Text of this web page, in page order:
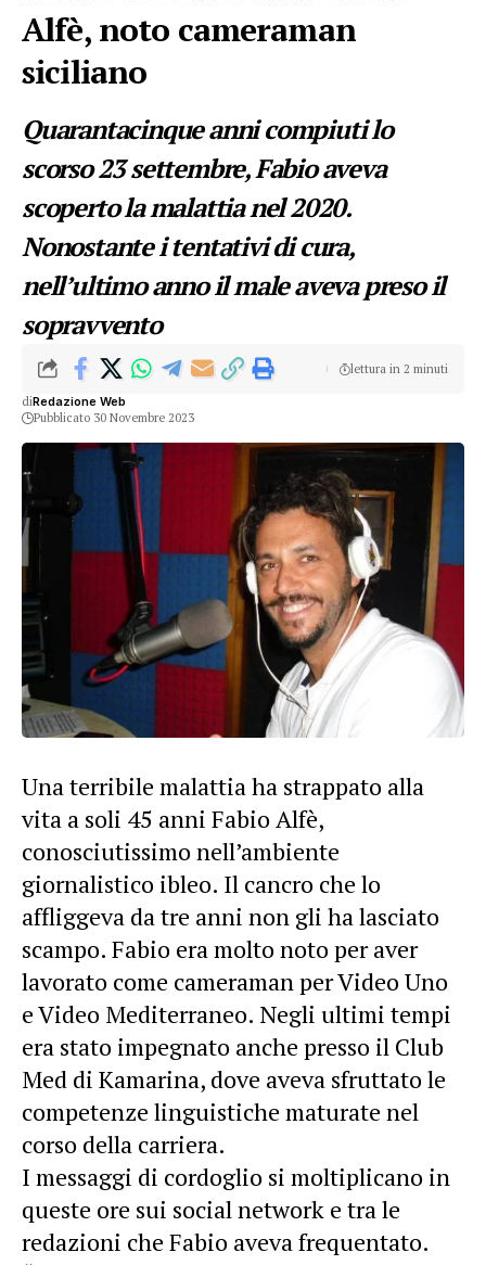
Alfè, noto cameraman
siciliano
Quarantacinque anni compiuti lo
scorso 23 settembre, Fabio aveva
scoperto la malattia nel 2020.
Nonostante i tentativi di cura,
nell’ultimo anno il male aveva preso il
sopravvento
diRedazione Web
Pubblicato 30 Novembre 2023
lettura in 2 minuti
Una terribile malattia ha strappato alla
vita a soli 45 anni Fabio Alfè,
conosciutissimo nell’ambiente
giornalistico ibleo. Il cancro che lo
affliggeva da tre anni non gli ha lasciato
scampo. Fabio era molto noto per aver
lavorato come cameraman per Video Uno
e Video Mediterraneo. Negli ultimi tempi
era stato impegnato anche presso il Club
Med di Kamarina, dove aveva sfruttato le
competenze linguistiche maturate nel
corso della carriera.
I messaggi di cordoglio si moltiplicano in
queste ore sui social network e tra le
redazioni che Fabio aveva frequentato.